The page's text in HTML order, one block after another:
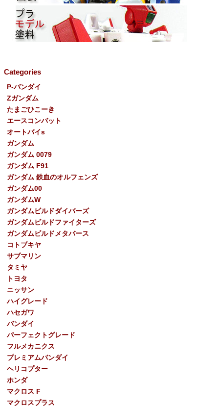
Categories
P-バンダイ
Ζガンダム
たまごひこーき
エースコンバット
オートバイs
ガンダム
ガンダム 0079
ガンダム F91
ガンダム 鉄血のオルフェンズ
ガンダム00
ガンダムW
ガンダムビルドダイバーズ
ガンダムビルドファイターズ
ガンダムビルドメタバース
コトブキヤ
サブマリン
タミヤ
トヨタ
ニッサン
ハイグレード
ハセガワ
バンダイ
パーフェクトグレード
フルメカニクス
プレミアムバンダイ
ヘリコプター
ホンダ
マクロス F
マクロスプラス